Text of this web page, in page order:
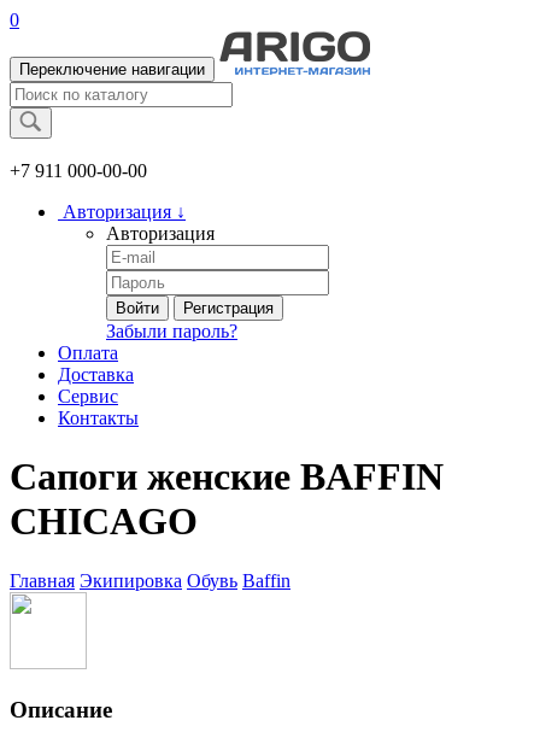
0
Переключение навигации
+7 911 000-00-00
Авторизация ↓
Авторизация
Войти Регистрация
Забыли пароль?
Оплата
Доставка
Сервис
Контакты
Сапоги женские BAFFIN
CHICAGO
Главная Экипировка Обувь Baffin
Описание